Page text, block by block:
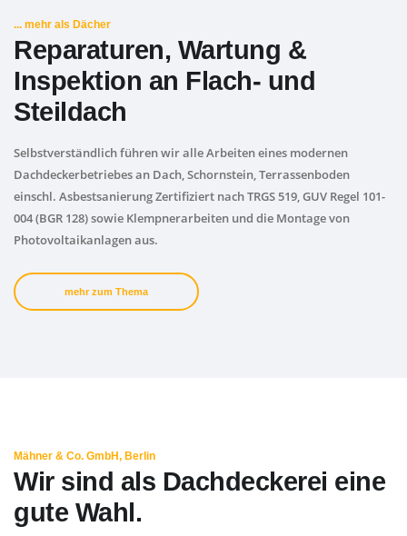
... mehr als Dächer
Reparaturen, Wartung &
Inspektion an Flach- und
Steildach
Selbstverständlich führen wir alle Arbeiten eines modernen
Dachdeckerbetriebes an Dach, Schornstein, Terrassenboden
einschl. Asbestsanierung Zertifiziert nach TRGS 519, GUV Regel 101-
004 (BGR 128) sowie Klempnerarbeiten und die Montage von
Photovoltaikanlagen aus.
mehr zum Thema
Mähner & Co. GmbH, Berlin
Wir sind als Dachdeckerei eine
gute Wahl.